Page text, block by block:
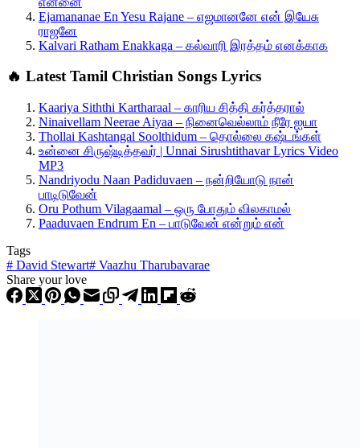
Ejamananae En Yesu Rajane – எஜமானனே என் இயேசு
ராஜனே
Kalvari Ratham Enakkaga – கல்வாரி இரத்தம் எனக்காக
🔥 Latest Tamil Christian Songs Lyrics
Kaariya Siththi Kartharaal – காரிய சித்தி கர்த்தரால்
Ninaivellam Neerae Aiyaa – நினைவெல்லாம் நீரே ஐயா
Thollai Kashtangal Soolthidum – தொல்லை கஷ்டங்கள்
உன்னை சிருஷ்டித்தவர் | Unnai Sirushtithavar Lyrics Video
MP3
Nandriyodu Naan Padiduvaen – நன்றியோடு நான்
பாடிடுவேன்
Oru Pothum Vilagaamal – ஒரு போதும் விலகாமல்
Paaduvaen Endrum En – பாடுவேன் என்றும் என்
Tags
# David Stewart# Vaazhu Tharubavarae
Share your love